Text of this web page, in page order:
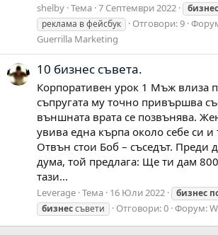
shelby Тема 7 Септември 2022 бизнес
реклама в фейсбук
Отговори: 9
Guerrilla Marketing
10 бизнес съвета.
Корпоративен урок 1 Мъж влиза
съпругата му точно привършва
външната врата се позвънява.
увива една кърпа около себе си и
Отвън стои Боб – съседът. Преди
дума, той предлага: Ще ти дам
тази...
Leverage Тема 16 Юли 2022 бизнес
бизнессъвети Отговори: 0 Форум: